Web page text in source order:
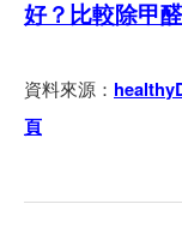
好？比較除甲
資料來源：
頁